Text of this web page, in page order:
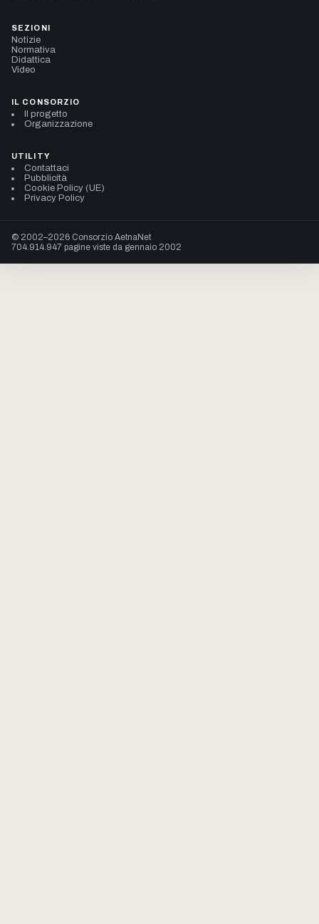
SEZIONI
Notizie
Normativa
Didattica
Video
IL CONSORZIO
Il progetto
Organizzazione
UTILITY
Contattaci
Pubblicità
Cookie Policy (UE)
Privacy Policy
© 2002–2026 Consorzio AetnaNet
704.914.947 pagine viste da gennaio 2002